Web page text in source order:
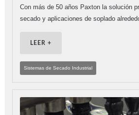
Con más de 50 años Paxton la solución
secado y aplicaciones de soplado
LEER +
Sistemas de Secado Industrial